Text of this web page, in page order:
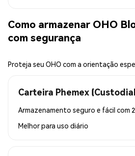
Como armazenar OHO
com segurança
Proteja seu OHO com a orientação
Carteira Phemex
Armazenamento seguro e fácil com
Melhor para uso diário